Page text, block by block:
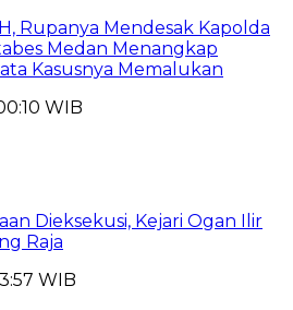
Rupanya Mendesak Kapolda
Medan Menangkap
Kasusnya Memalukan
WIB
Dieksekusi, Kejari Ogan Ilir
Raja
WIB